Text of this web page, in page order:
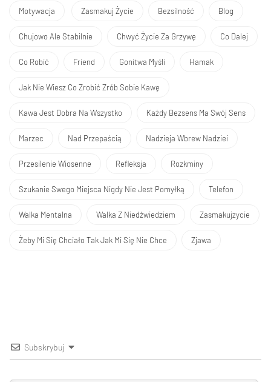
Motywacja Zasmakuj Życie Bezsilność Blog
Chujowo Ale Stabilnie Chwyć Życie Za Grzywę Co Dalej
Co Robić Friend Gonitwa Myśli Hamak
Jak Nie Wiesz Co Zrobić Zrób Sobie Kawę
Kawa Jest Dobra Na Wszystko Każdy Bezsens Ma Swój Sens
Marzec Nad Przepaścią Nadzieja Wbrew Nadziei
Przesilenie Wiosenne Refleksja Rozkminy
Szukanie Swego Miejsca Nigdy Nie Jest Pomyłką Telefon
Walka Mentalna Walka Z Niedźwiedziem Zasmakujzycie
Żeby Mi Się Chciało Tak Jak Mi Się Nie Chce Zjawa
Subskrybuj